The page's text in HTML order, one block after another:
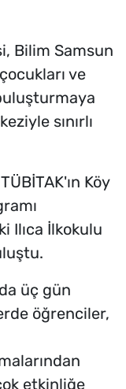
Bilim Samsun
ve
sınırlı
Köy
Ilıca İlkokulu
üç gün
öğrenciler,
etkinliğe